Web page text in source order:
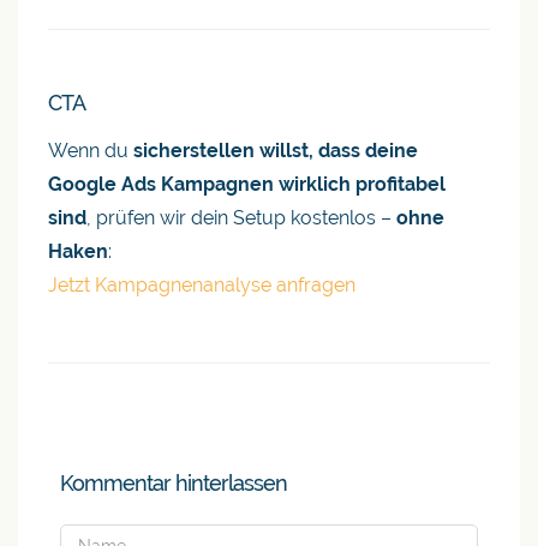
CTA
Wenn du sicherstellen willst, dass deine
Google Ads Kampagnen wirklich profitabel
sind, prüfen wir dein Setup kostenlos – ohne
Haken:
Jetzt Kampagnenanalyse anfragen
Kommentar hinterlassen